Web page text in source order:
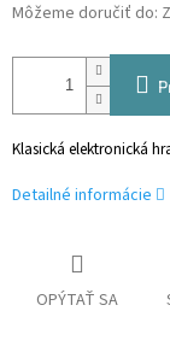
Môžeme doručiť do:
Klasická elektronická
Detailné informácie
OPÝTAŤ SA